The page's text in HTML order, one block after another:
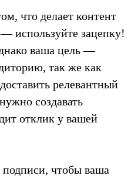
что делает контент
используйте зацепку!
ваша цель —
так же как
релевантный
создавать
отклик у вашей
чтобы ваша